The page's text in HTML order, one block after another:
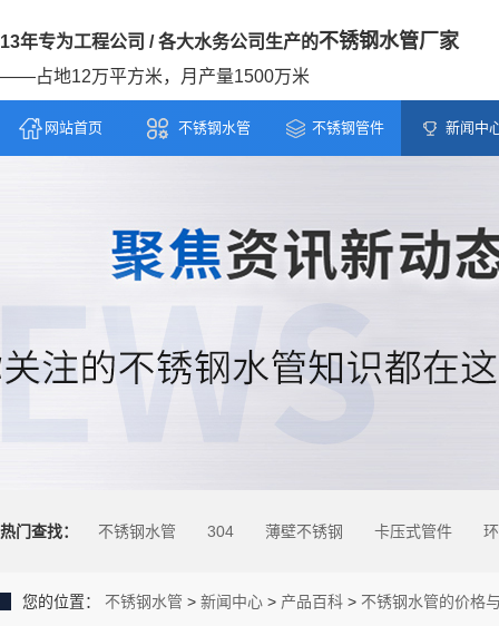
13年专为工程公司 / 各大水务公司生产的不锈钢水管厂家
——占地12万平方米，月产量1500万米
网站首页 不锈钢水管 不锈钢管件 新闻中
热门查找： 不锈钢水管 304 薄壁不锈钢 卡压式管件
您的位置： 不锈钢水管 > 新闻中心 > 产品百科 > 不锈钢水管的价格